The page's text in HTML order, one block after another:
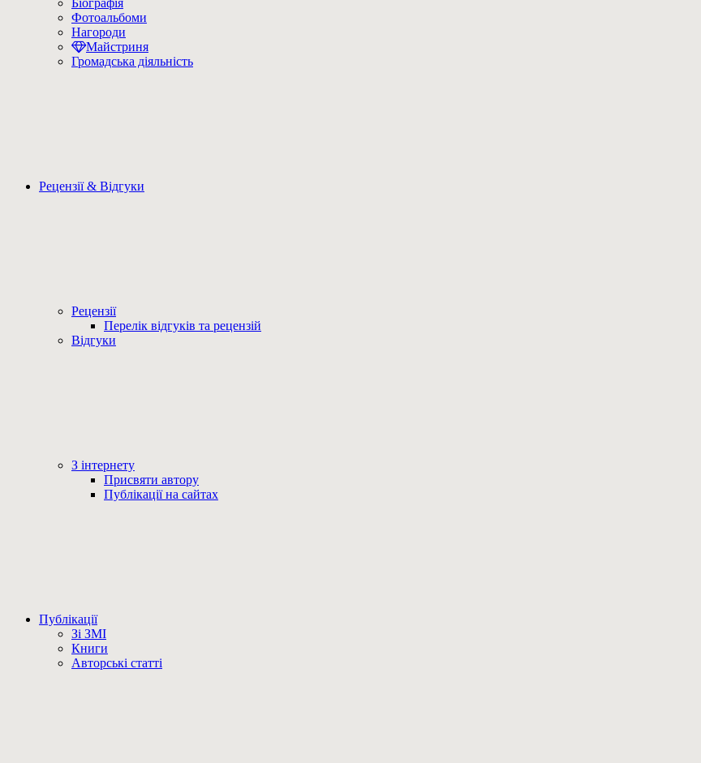
Біографія
Фотоальбоми
Нагороди
Майстриня
Громадська діяльність
Рецензії & Відгуки
Рецензії
Перелік відгуків та рецензій
Відгуки
З інтернету
Присвяти автору
Публікації на сайтах
Публікації
Зі ЗМІ
Книги
Авторські статті